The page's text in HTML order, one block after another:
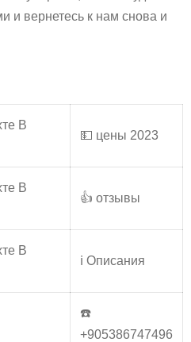
и вернетесь к нам снова и
В
💵 цены 2023
В
👍 отзывы
В
ℹ️ Описания
☎️
+905386747496